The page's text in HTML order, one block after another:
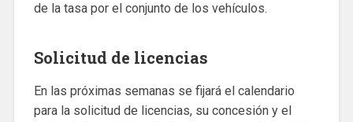
de la tasa por el conjunto de los vehículos.
Solicitud de licencias
En las próximas semanas se fijará el calendario
para la solicitud de licencias, su concesión y el